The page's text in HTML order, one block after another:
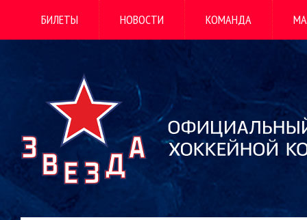
БИЛЕТЫ НОВОСТИ КОМАНДА